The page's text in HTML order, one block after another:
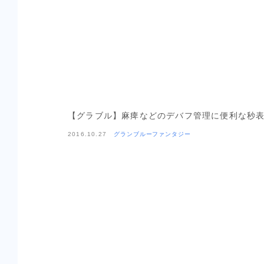
【グラブル】麻痺などのデバフ管理に便利な秒
2016.10.27 グランブルーファンタジー